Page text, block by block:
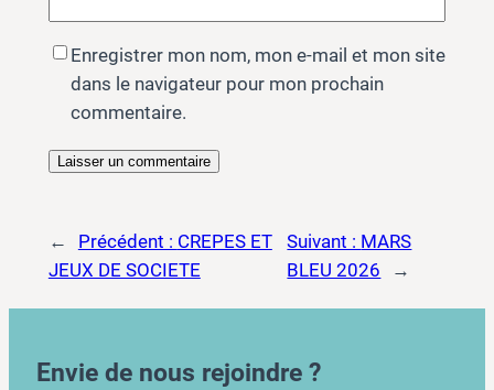
Enregistrer mon nom, mon e-mail et mon site
dans le navigateur pour mon prochain
commentaire.
← Précédent : CREPES ET
JEUX DE SOCIETE
Suivant : MARS
BLEU 2026
→
Envie de nous rejoindre ?